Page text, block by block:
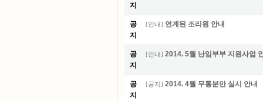
지
공
지
[안내] 연계된 조리원 안내
공
지
[안내] 2014. 5월 난임부부 지원사업
공
지
[공지 ] 2014. 4월 무통분만 실시 안내